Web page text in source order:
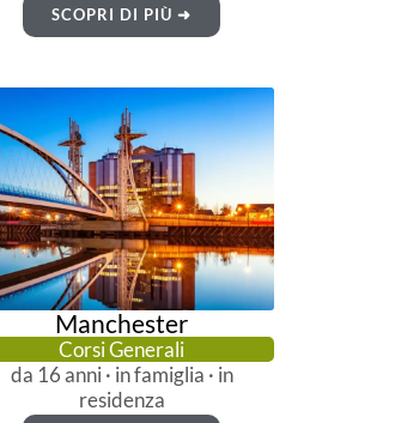
SCOPRI DI PIÙ ➜
Manchester
Corsi Generali
da 16 anni · in famiglia · in
residenza